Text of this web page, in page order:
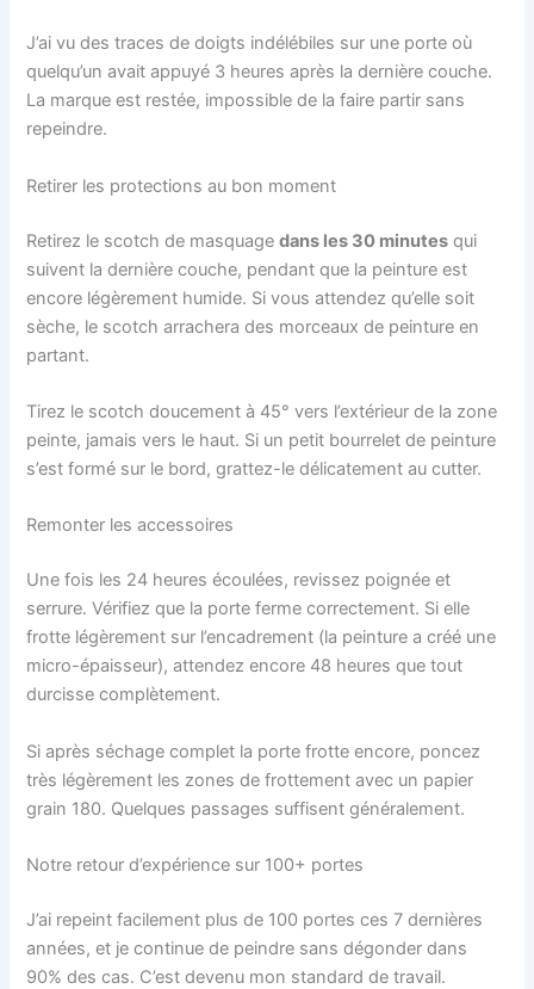
J’ai vu des traces de doigts indélébiles sur une porte où
quelqu’un avait appuyé 3 heures après la dernière couche.
La marque est restée, impossible de la faire partir sans
repeindre.
Retirer les protections au bon moment
Retirez le scotch de masquagedans les 30 minutes qui
suivent la dernière couche, pendant que la peinture est
encore légèrement humide. Si vous attendez qu’elle soit
sèche, le scotch arrachera des morceaux de peinture en
partant.
Tirez le scotch doucement à 45° vers l’extérieur de la zone
peinte, jamais vers le haut. Si un petit bourrelet de peinture
s’est formé sur le bord, grattez-le délicatement au cutter.
Remonter les accessoires
Une fois les 24 heures écoulées, revissez poignée et
serrure. Vérifiez que la porte ferme correctement. Si elle
frotte légèrement sur l’encadrement (la peinture a créé une
micro-épaisseur), attendez encore 48 heures que tout
durcisse complètement.
Si après séchage complet la porte frotte encore, poncez
très légèrement les zones de frottement avec un papier
grain 180. Quelques passages suffisent généralement.
Notre retour d’expérience sur 100+ portes
J’ai repeint facilement plus de 100 portes ces 7 dernières
années, et je continue de peindre sans dégonder dans
90% des cas. C’est devenu mon standard de travail.